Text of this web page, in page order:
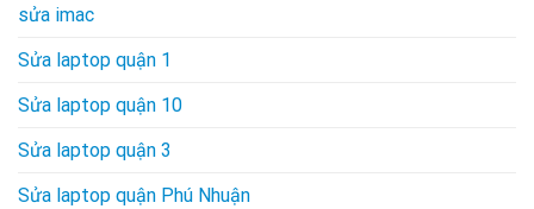
sửa imac
Sửa laptop quận 1
Sửa laptop quận 10
Sửa laptop quận 3
Sửa laptop quận Phú Nhuận